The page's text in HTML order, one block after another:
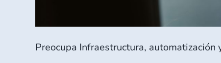
Preocupa Infraestructura,